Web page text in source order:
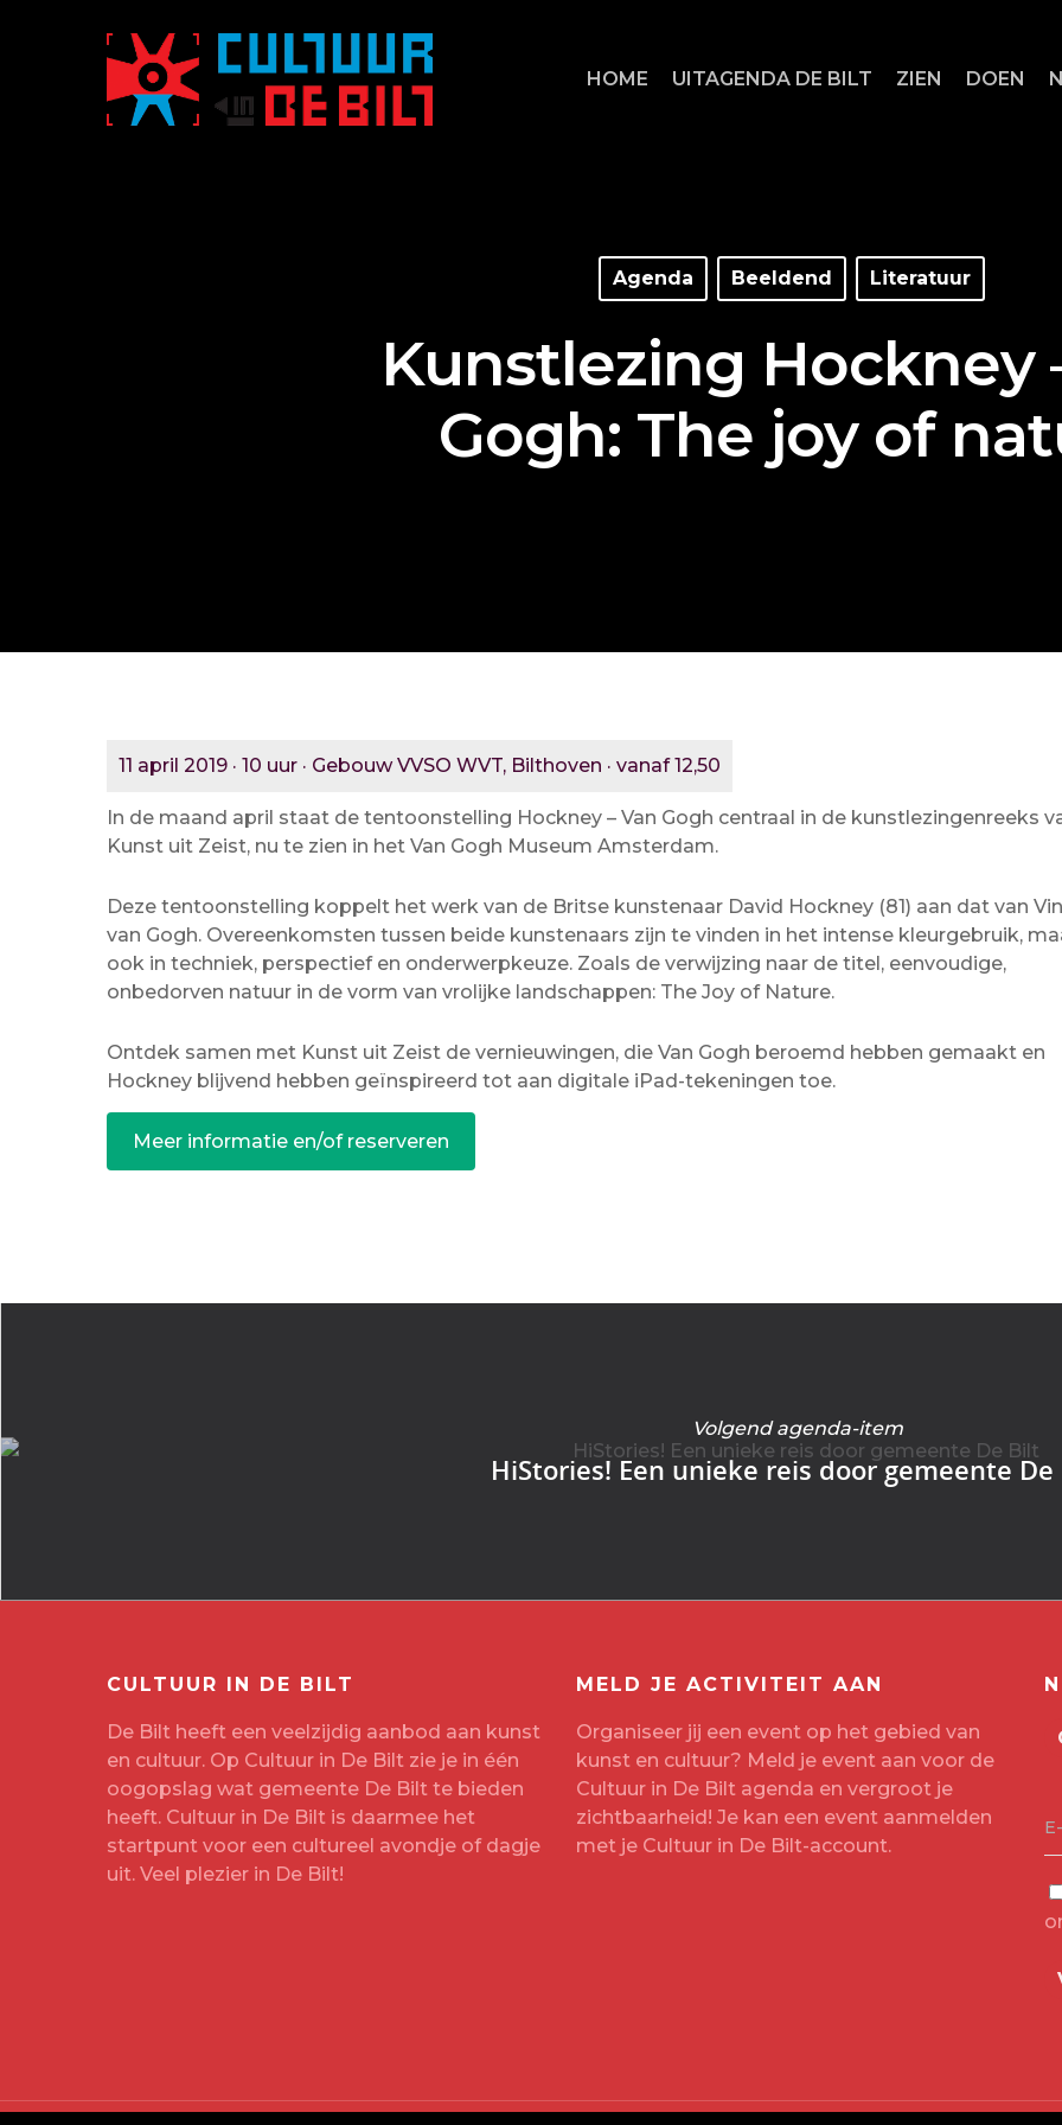
HOME UITAGENDA DE BILT ZIEN DOEN
Agenda Beeldend Literatuur
Kunstlezing Hockney
Gogh: The joy of
11 april 2019 · 10 uur · Gebouw VVSO WVT, Bilthoven · vanaf 12,50
In de maand april staat de tentoonstelling Hockney – Van Gogh centraal in de kunstlezingenreeks
Kunst uit Zeist, nu te zien in het Van Gogh Museum Amsterdam.
Deze tentoonstelling koppelt het werk van de Britse kunstenaar David Hockney (81) aan dat van
van Gogh. Overeenkomsten tussen beide kunstenaars zijn te vinden in het intense kleurgebruik,
ook in techniek, perspectief en onderwerpkeuze. Zoals de verwijzing naar de titel, eenvoudige,
onbedorven natuur in de vorm van vrolijke landschappen: The Joy of Nature.
Ontdek samen met Kunst uit Zeist de vernieuwingen, die Van Gogh beroemd hebben gemaakt en
Hockney blijvend hebben geïnspireerd tot aan digitale iPad-tekeningen toe.
Meer informatie en/of reserveren
Volgend agenda-item
HiStories! Een unieke reis door gemeente
CULTUUR IN DE BILT
De Bilt heeft een veelzijdig aanbod aan kunst
en cultuur. Op Cultuur in De Bilt zie je in één
oogopslag wat gemeente De Bilt te bieden
heeft. Cultuur in De Bilt is daarmee het
startpunt voor een cultureel avondje of dagje
uit. Veel plezier in De Bilt!
MELD JE ACTIVITEIT AAN
Organiseer jij een event op het gebied van
kunst en cultuur? Meld je event aan voor de
Cultuur in De Bilt agenda en vergroot je
zichtbaarheid! Je kan een event aanmelden
met je Cultuur in De Bilt-account.